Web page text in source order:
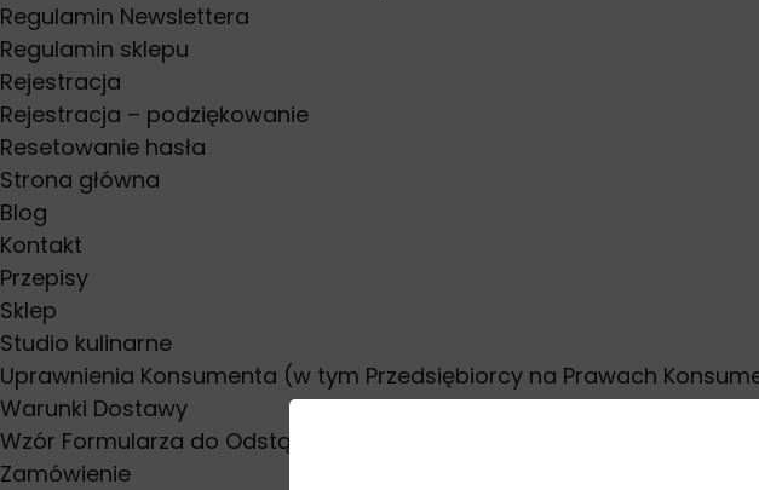
Regulamin Newslettera
Regulamin sklepu
Rejestracja
Rejestracja – podziękowanie
Resetowanie hasła
Strona główna
Blog
Kontakt
Przepisy
Sklep
Studio kulinarne
Uprawnienia Konsumenta (w tym Przedsiębiorcy na Prawach
Warunki Dostawy
Wzór Formularza do Odstąpienia od Umowy
Zamówienie